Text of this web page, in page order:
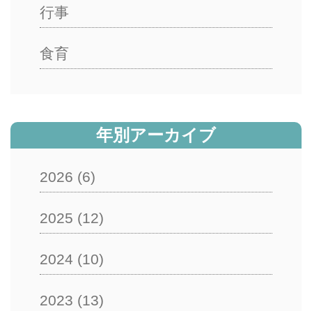
行事
食育
年別アーカイブ
2026 (6)
2025 (12)
2024 (10)
2023 (13)